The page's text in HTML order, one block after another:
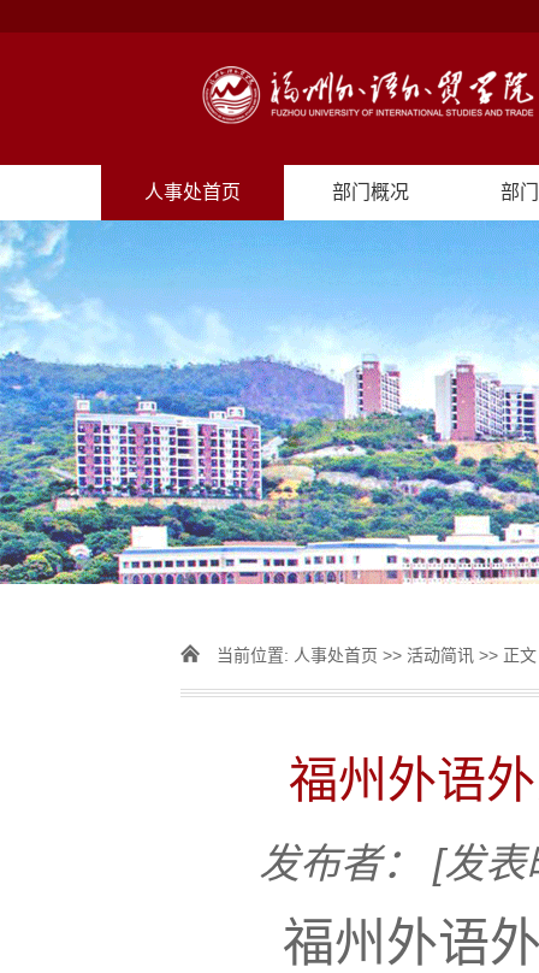
人事处首页 部门概况 部
当前位置: 人事处首页 >> 活动简讯 >> 正文
福州外语
发布者： [发
福州外语